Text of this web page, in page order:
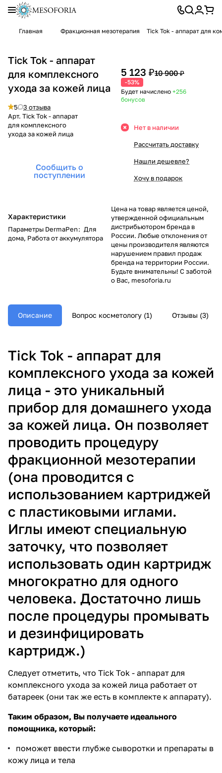
Главная Фракционная мезотерапия Tick Tok - аппарат для
Tick Tok - аппарат
для комплексного
ухода за кожей лица
5
3 отзыва
Арт. Tick Tok - аппарат
для комплексного
ухода за кожей лица
Сообщить о
поступлении
Характеристики
Параметры DermaPen: Для
дома, Работа от аккумулятора
5 123 ₽10 900 ₽
-53%
Будет начислено +256
бонусов
Нет в наличии
Рассчитать доставку
Нашли дешевле?
Хочу в подарок
Цена на товар является ценой,
утвержденной официальным
дистрибьютором бренда в
России. Любые отклонения от
цены производителя являются
нарушением правил продаж
бренда на территории России.
Будьте внимательны! С заботой
о Вас, mesoforia.ru
Описание Вопрос косметологу (1) Отзывы (3)
Tick Tok - аппарат для
комплексного ухода за кожей
лица - это уникальный
прибор для домашнего ухода
за кожей лица. Он позволяет
проводить процедуру
фракционной мезотерапии
(она проводится с
использованием картриджей
с пластиковыми иглами.
Иглы имеют специальную
заточку, что позволяет
использовать один картридж
многократно для одного
человека. Достаточно лишь
после процедуры промывать
и дезинфицировать
картридж.)
Следует отметить, что Tick Tok - аппарат для
комплексного ухода за кожей лица работает от
батареек (они так же есть в комплекте к аппарату).
Таким образом, Вы получаете идеального
помощника, который:
поможет ввести глубже сыворотки и препараты в
кожу лица и тела